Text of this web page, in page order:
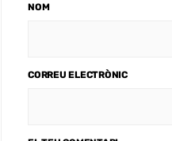
NOM
CORREU ELECTRÒNIC